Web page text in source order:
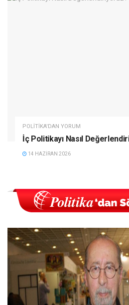
POLITIKA'DAN YORUM
İç Politikayı Nasıl
14 HAZIRAN 2026